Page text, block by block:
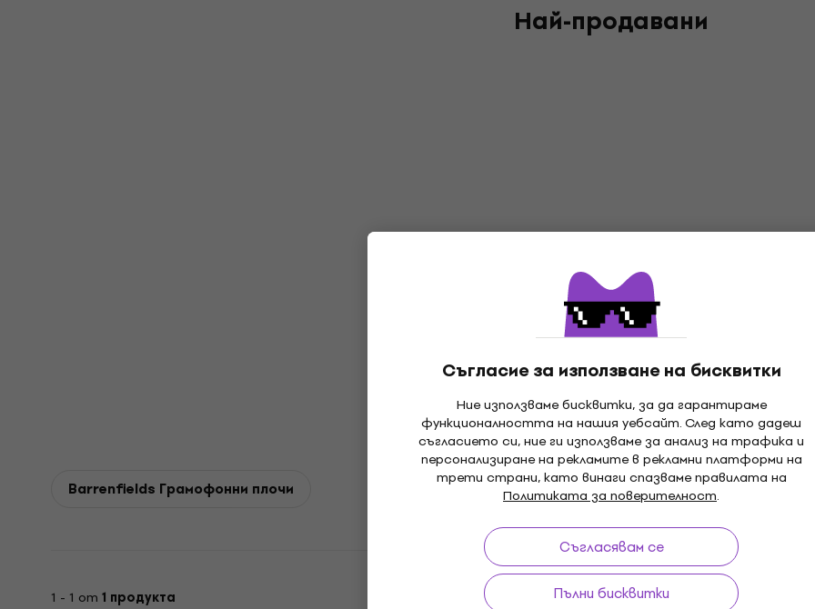
Съгласие за използване на бисквитки
Ние използваме бисквитки, за да гарантираме
функционалността на нашия уебсайт. След като дадеш
съгласието си, ние ги използваме за анализ на трафика и
персонализиране на рекламите в рекламни платформи на
трети страни, като винаги спазваме правилата на
Политиката за поверителност.
Съгласявам се
Пълни бисквитки
Най-продавани
Barrenfields Грамофонни плочи
1 - 1 от 1 продукта